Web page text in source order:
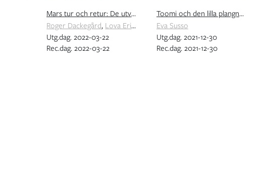
Mars tur och retur: De utvalda
Roger Dackegård, Lova Eriksson
Utg.dag. 2022-03-22
Rec.dag. 2022-03-22
Toomi och den lilla plangneten
Eva Susso
Utg.dag. 2021-12-30
Rec.dag. 2021-12-30